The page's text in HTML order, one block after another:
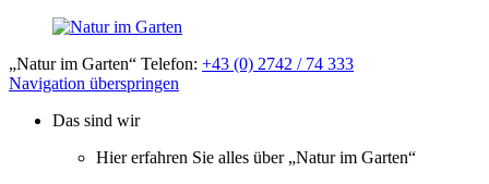
„Natur im Garten“ Telefon: +43 (0) 2742 / 74 333
Navigation überspringen
Das sind wir
Hier erfahren Sie alles über „Natur im Garten“